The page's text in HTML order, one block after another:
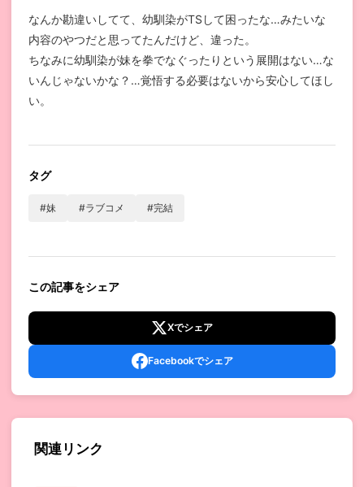
なんか勘違いしてて、幼馴染がTSして困ったな…みたいな
内容のやつだと思ってたんだけど、違った。
ちなみに幼馴染が妹を拳でなぐったりという展開はない…な
いんじゃないかな？…覚悟する必要はないから安心してほし
い。
タグ
#妹 #ラブコメ #完結
この記事をシェア
Xでシェア
Facebookでシェア
関連リンク